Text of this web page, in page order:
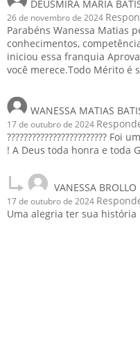
DEUSMIRA MARIA
26 de novembro de 2024
Parabéns Wanessa Matias
conhecimentos,
iniciou essa franquia
você merece.Todo Mérito é
WANESSA MATIAS
17 de outubro de 2024
????????????????????????
! A Deus toda honra e toda
VANESSA BROLLO
17 de outubro de 2024
Uma alegria ter sua história